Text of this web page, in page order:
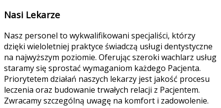
Nasi Lekarze
Nasz personel to wykwalifikowani specjaliści, którzy
dzięki wieloletniej praktyce świadczą usługi dentystyczne
na najwyższym poziomie. Oferując szeroki wachlarz usług
staramy się sprostać wymaganiom każdego Pacjenta.
Priorytetem działań naszych lekarzy jest jakość procesu
leczenia oraz budowanie trwałych relacji z Pacjentem.
Zwracamy szczególną uwagę na komfort i zadowolenie.